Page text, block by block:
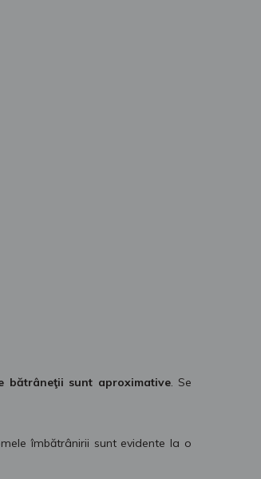
bătrâneţii sunt aproximative. Se
îmbătrânirii sunt evidente la o